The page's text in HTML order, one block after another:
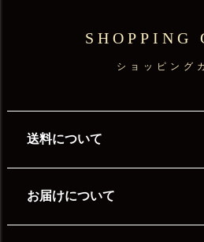
SHOPPING
ショッピング
送料について
お届けについて